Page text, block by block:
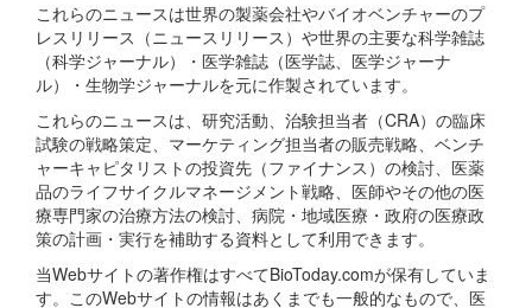
これらのニュースは世界の製薬会社やバイオベンチャーのプ
レスリリース（ニュースリリース）や世界の主要な科学雑誌
（科学ジャーナル）・医学雑誌（医学誌、医学ジャーナ
ル）・生物学ジャーナルを元に作製されています。
これらのニュースは、研究活動、治験担当者（CRA）の臨床
試験の戦略策定、マーケティング担当者の販売戦略、ベンチ
ャーキャピタリストの投資先（ファイナンス）の検討、医薬
品のライフサイクルマネージメント戦略、医師やその他の医
療専門家の治療方法の検討、病院・地域医療・政府の医療政
策の計画・実行を補助する資料として利用できます。
当Webサイトの著作権はすべてBioToday.comが保有していま
す。このWebサイトの情報はあくまでも一般的なもので、医